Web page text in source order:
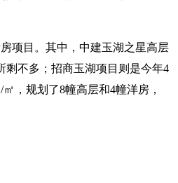
项目。其中，中建玉湖之星高层
剩不多；招商玉湖项目则是今年4
，规划了8幢高层和4幢洋房，